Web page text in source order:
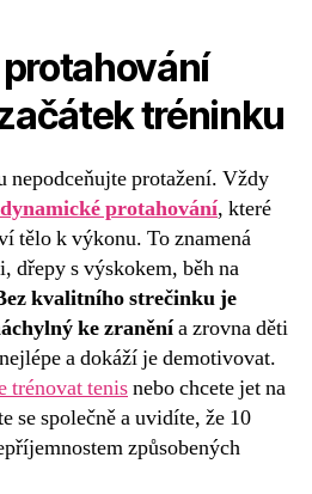
tréninku
nepodceňujte protažení. Vždy
dynamické protahování, které
tělo k výkonu. To znamená
dřepy s výskokem, běh na
kvalitního strečinku je
ke zraněnía zrovna děti
a dokáží je demotivovat.
trénovat tenisnebo chcete jet na
se společně a uvidíte, že 10
způsobených